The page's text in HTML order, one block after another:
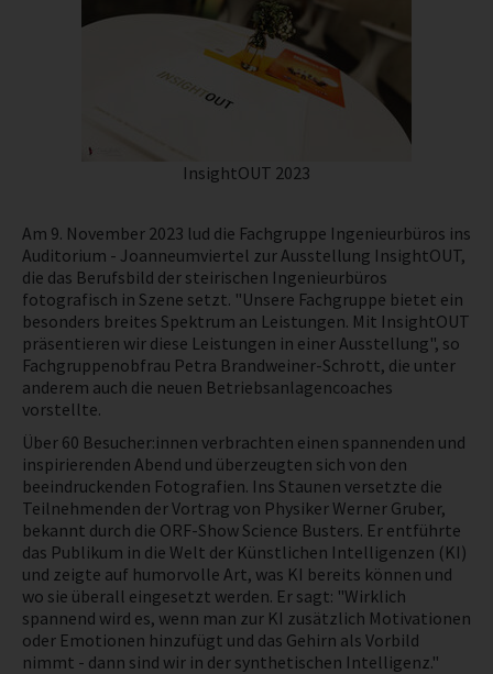
MITGLIEDER­VERZEICHNIS
SERVICE
WETTBEWERBE
InsightOUT 2023
Am 9. November 2023 lud die Fachgruppe Ingenieurbüros ins
Auditorium - Joanneumviertel zur Ausstellung InsightOUT,
die das Berufsbild der steirischen Ingenieurbüros
fotografisch in Szene setzt. "Unsere Fachgruppe bietet ein
besonders breites Spektrum an Leistungen. Mit InsightOUT
präsentieren wir diese Leistungen in einer Ausstellung", so
Fachgruppenobfrau Petra Brandweiner-Schrott, die unter
anderem auch die neuen Betriebsanlagencoaches
vorstellte.
Über 60 Besucher:innen verbrachten einen spannenden und
inspirierenden Abend und überzeugten sich von den
beeindruckenden Fotografien. Ins Staunen versetzte die
Teilnehmenden der Vortrag von Physiker Werner Gruber,
bekannt durch die ORF-Show Science Busters. Er entführte
das Publikum in die Welt der Künstlichen Intelligenzen (KI)
und zeigte auf humorvolle Art, was KI bereits können und
wo sie überall eingesetzt werden. Er sagt: "Wirklich
spannend wird es, wenn man zur KI zusätzlich Motivationen
oder Emotionen hinzufügt und das Gehirn als Vorbild
nimmt - dann sind wir in der synthetischen Intelligenz."